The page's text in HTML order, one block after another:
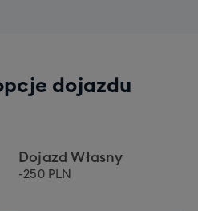
dojazdu
Dojazd Własny
-250 PLN